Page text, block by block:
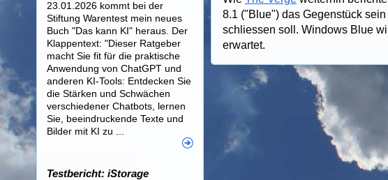
8.1 ("Blue") das Gegenstück
schliessen soll. Windows Blue
erwartet.
23.01.2026 kommt bei der
Stiftung Warentest mein neues
Buch "Das kann KI" heraus. Der
Klappentext: "Dieser Ratgeber
macht Sie fit für die praktische
Anwendung von ChatGPT und
anderen KI-Tools: Entdecken Sie
die Stärken und Schwächen
verschiedener Chatbots, lernen
Sie, beeindruckende Texte und
Bilder mit KI zu ...
Testbericht: iStorage